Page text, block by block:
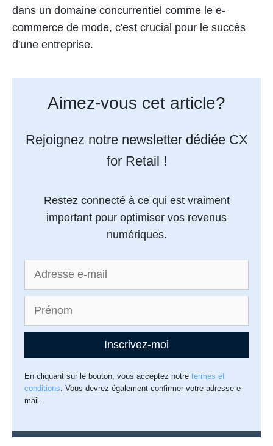
dans un domaine concurrentiel comme le e-
commerce de mode, c'est crucial pour le succès
d'une entreprise.
Aimez-vous cet article?
Rejoignez notre newsletter dédiée CX
for Retail !
Restez connecté à ce qui est vraiment
important pour optimiser vos revenus
numériques.
Inscrivez-moi
En cliquant sur le bouton, vous acceptez notretermes et
conditions. Vous devrez également confirmer votre adresse e-
mail.